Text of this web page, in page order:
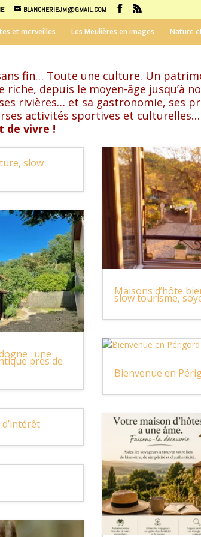
BLANCHERIEJM@GMAIL.COM
et merveilles Les Meulières en images Nature
fin… Toute une culture. Un
depuis le moyen-âge jusqu’à
rivières… et sa gastronomie, ses
activités sportives et
de vivre !
slow
: une
près de
Maisons d’hôte
slow tourisme,
Bienvenue en